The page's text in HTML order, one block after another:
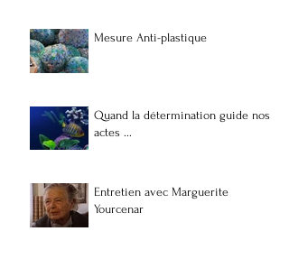
Mesure Anti-plastique
Quand la détermination guide nos
actes ...
Entretien avec Marguerite
Yourcenar